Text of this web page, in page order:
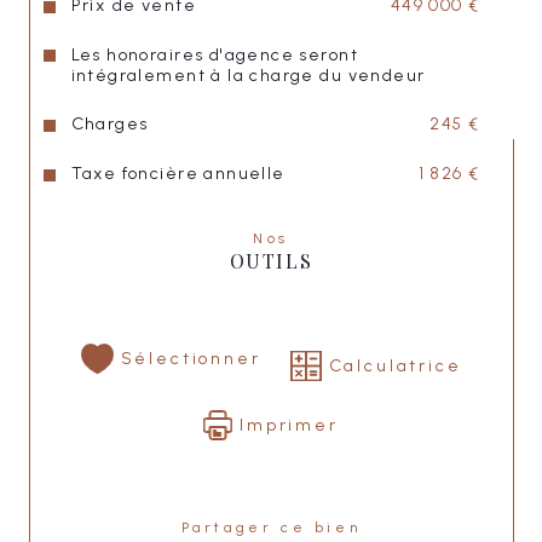
ainsi que de nombreux rangements intégrés.
Pensé pour un confort absolu, l'appartement
Son emplacement constitue un atout majeur :
immédiate des meilleures écoles, des
commerces de quartier, des transports, des
Rare par sa situation, sa luminosité, ses
séduira les amateurs d'adresses
Une invitation à vivre Marseille dans ce
Prix de vente 449 000 €
Les honoraires d'agence seront
intégralement à la charge du vendeur
Charges 245 €
Taxe foncière annuelle 1 826 €
Nos
OUTILS
Sélectionner Calculatrice
Imprimer
Partager ce bien